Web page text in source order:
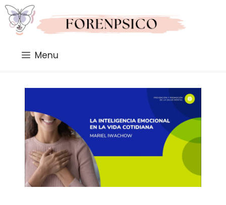
Saltar
al
contenido
Menu